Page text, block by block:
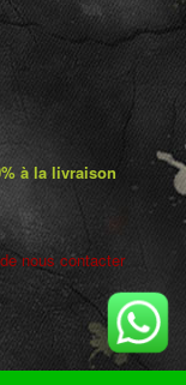
à la livraison
nous contacter
5